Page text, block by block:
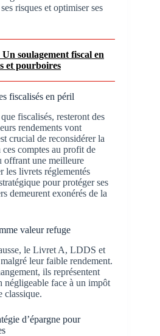
risques et optimiser ses
soulagement fiscal en
et pourboires
fiscalisés en péril
fiscalisés, resteront des
rendements vont
crucial de reconsidérer la
ces comptes au profit de
offrant une meilleure
les livrets réglementés
pour protéger ses
demeurent exonérés de la
valeur refuge
le Livret A, LDDS et
leur faible rendement.
ils représentent
négligeable face à un impôt
classique.
d’épargne pour